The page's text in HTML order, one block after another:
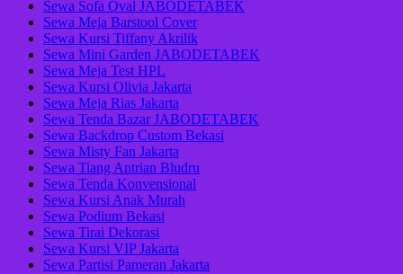
Sewa Sofa Oval JABODETABEK
Sewa Meja Barstool Cover
Sewa Kursi Tiffany Akrilik
Sewa Mini Garden JABODETABEK
Sewa Meja Test HPL
Sewa Kursi Olivia Jakarta
Sewa Meja Rias Jakarta
Sewa Tenda Bazar JABODETABEK
Sewa Backdrop Custom Bekasi
Sewa Misty Fan Jakarta
Sewa Tiang Antrian Bludru
Sewa Tenda Konvensional
Sewa Kursi Anak Murah
Sewa Podium Bekasi
Sewa Tirai Dekorasi
Sewa Kursi VIP Jakarta
Sewa Partisi Pameran Jakarta